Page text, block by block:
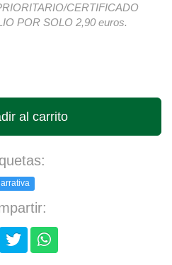
CERTIFICADO
POR SOLO 2,90 euros.
al carrito